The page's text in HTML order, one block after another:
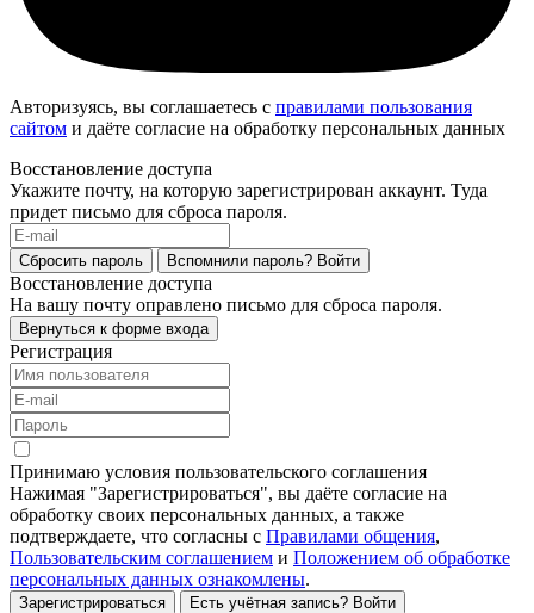
Авторизуясь, вы соглашаетесь с правилами пользования
сайтом и даёте согласие на обработку персональных данных
Восстановление доступа
Укажите почту, на которую зарегистрирован аккаунт. Туда
придет письмо для сброса пароля.
Сбросить пароль Вспомнили пароль? Войти
Восстановление доступа
На вашу почту оправлено письмо для сброса пароля.
Вернуться к форме входа
Регистрация
Принимаю условия пользовательского соглашения
Нажимая "Зарегистрироваться", вы даёте согласие на
обработку своих персональных данных, а также
подтверждаете, что согласны с Правилами общения,
Пользовательским соглашением и Положением об обработке
персональных данных ознакомлены.
Зарегистрироваться Есть учётная запись? Войти